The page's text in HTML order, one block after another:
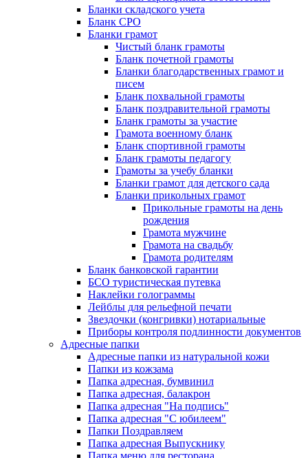
Бланки складского учета
Бланк СРО
Бланки грамот
Чистый бланк грамоты
Бланк почетной грамоты
Бланки благодарственных грамот и
писем
Бланк похвальной грамоты
Бланк поздравительной грамоты
Бланк грамоты за участие
Грамота военному бланк
Бланк спортивной грамоты
Бланк грамоты педагогу
Грамоты за учебу бланки
Бланки грамот для детского сада
Бланки прикольных грамот
Прикольные грамоты на день
рождения
Грамота мужчине
Грамота на свадьбу
Грамота родителям
Бланк банковской гарантии
БСО туристическая путевка
Наклейки голограммы
Лейблы для рельефной печати
Звездочки (конгривки) нотариальные
Приборы контроля подлинности документов
Адресные папки
Адресные папки из натуральной кожи
Папки из кожзама
Папка адресная, бумвинил
Папка адресная, балакрон
Папка адресная "На подпись"
Папка адресная "C юбилеем"
Папки Поздравляем
Папка адресная Выпускнику
Папка меню для ресторана